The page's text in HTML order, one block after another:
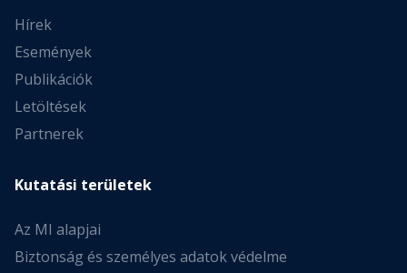
Hírek
Események
Publikációk
Letöltések
Partnerek
Kutatási területek
Az MI alapjai
Biztonság és személyes adatok védelme